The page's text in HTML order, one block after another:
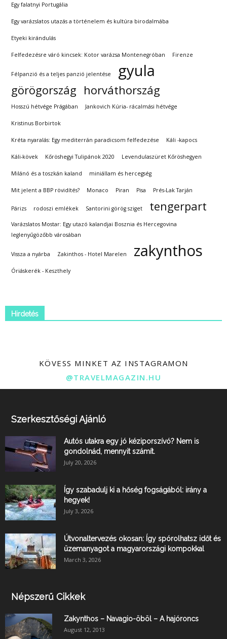
Egy falatnyi Portugália
Egy varázslatos utazás a történelem és kultúra birodalmába
Etyeki kirándulás
Felfedezésre váró kincsek: Kotor varázsa Montenegróban Firenze
Félpanzió és a teljes panzió jelentése gyula
görögország horváthország
Hosszú hétvége Prágában Jankovich Kúria- rácalmási hétvége
Kristinus Borbirtok
Kréta nyaralás: Egy mediterrán paradicsom felfedezése Káli -kapocs
Káli-kövek Kőröshegyi Tulipánok 2020 Levendulaszüret Kőröshegyen
Milánó és a toszkán kaland miniállam és hercegség
Mit jelent a BBP rövidítés? Monaco Piran Pisa Prés-Lak Tarján
Párizs rodoszi emlékek Santorini görög sziget tengerpart
Varázslatos Mostar: Egy utazó kalandjai Bosznia és Hercegovina
leglenyűgözőbb városában
Vissza a nyárba Zakinthos - Hotel Marelen zakynthos
Óriáskerék - Keszthely
Hirdetés
KÖVESS MINKET AZ INSTAGRAMON
@TRAVELMAGAZIN.HU
Szerkesztőségi Ajánló
Autós utakra egy jó kéziporszívó? Nem is
gondolnád, mennyit számít.
July 20, 2026
Így szabadulj ki a hőség fogságából: irány a
hegyek!
July 3, 2026
Útvonaltervezés okosan: Így spórolhatsz időt és
üzemanyagot a magyarországi kompokkal
March 3, 2026
Népszerű Cikkek
Zakynthos – Navagio-öböl – A hajóroncs
August 12, 2013